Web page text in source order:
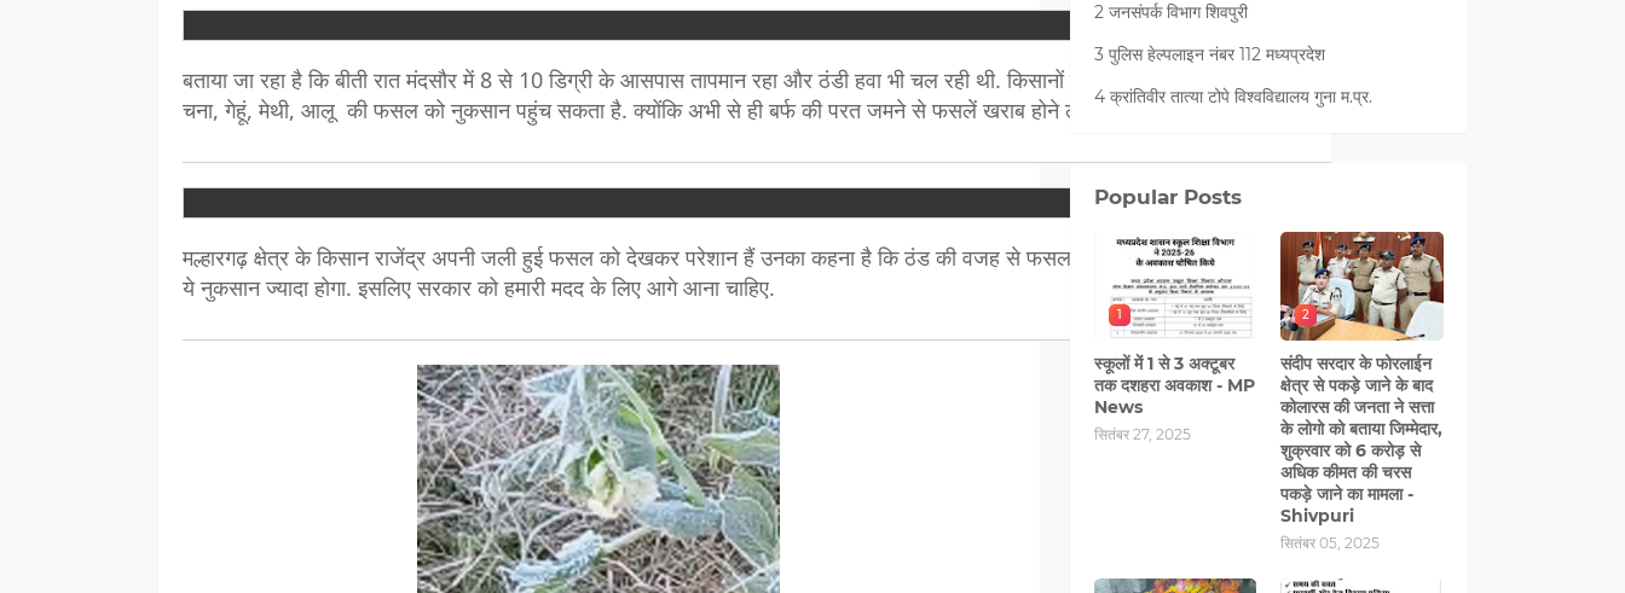
बताया जा रहा है कि बीती रात मंदसौर में 8 से 10 डिग्री के आसपास तापमान रहा और ठंडी हवा भी चल रही थी. किसानों को अब डर है कि इस मौसम में
चना, गेहूं, मेथी, आलू की फसल को नुकसान पहुंच सकता है. क्योंकि अभी से ही बर्फ की परत जमने से फसलें खराब होने लगी हैं.
मल्हारगढ़ क्षेत्र के किसान राजेंद्र अपनी जली हुई फसल को देखकर परेशान हैं उनका कहना है कि ठंड की वजह से फसल खराब होने लगी है. आने वाले दिनों
ये नुकसान ज्यादा होगा. इसलिए सरकार को हमारी मदद के लिए आगे आना चाहिए.
2 जनसंपर्क विभाग शिवपुरी
3 पुलिस हेल्पलाइन नंबर 112 मध्‍यप्रदेश
4 क्रांतिवीर तात्या टोपे विश्वविद्यालय गुना म.प्र.
Popular Posts
1
स्कूलों में 1 से 3 अक्टूबर
तक दशहरा अवकाश - MP
News
सितंबर 27, 2025
2
संदीप सरदार के फोरलाईन
क्षेत्र से पकड़े जाने के बाद
कोलारस की जनता ने सत्ता
के लोगो को बताया जिम्मेदार,
शुक्रवार को 6 करोड़ से
अधिक कीमत की चरस
पकड़े जाने का मामला -
Shivpuri
सितंबर 05, 2025